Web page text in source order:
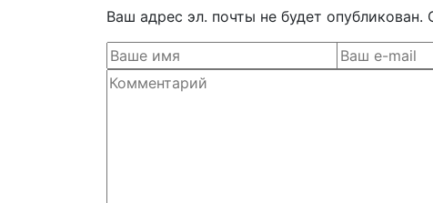
Ваш адрес эл. почты не будет